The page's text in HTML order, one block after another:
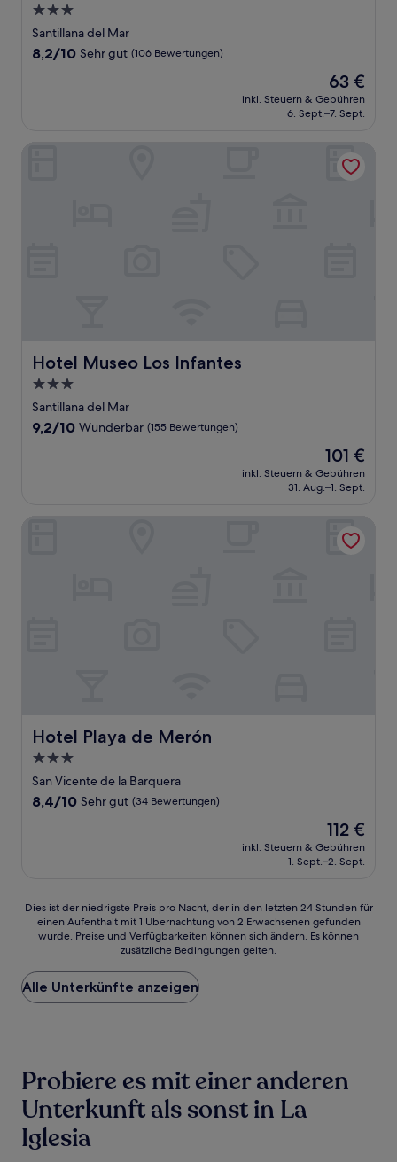
3.0-
Sterne-
Unterkunft
Santillana del Mar
8.2
Bewertungen)
8,2/10 Sehr gut (106 Bewertungen)
Der
Preis
beträgt
63 €
inkl. Steuern & Gebühren
6. Sept.–7. Sept.
Hotel Museo Los Infantes
Hotel Museo Los Infantes
3.0-
Sterne-
Unterkunft
Santillana del Mar
9.2
9,2/10 Wunderbar (155 Bewertungen)
Der
Preis
beträgt
101 €
inkl. Steuern & Gebühren
31. Aug.–1. Sept.
Hotel Playa de Merón
Hotel Playa de Merón
3.0-
Sterne-
Unterkunft
San Vicente de la Barquera
8.4
8,4/10 Sehr gut (34 Bewertungen)
Der
Preis
beträgt
112 €
inkl. Steuern & Gebühren
1. Sept.–2. Sept.
Dies
der
Preis
pro
Nacht,
24 Stunden
für
einen
Aufenthalt
mit
Dies ist der niedrigste Preis pro Nacht, der in den letzten 24 Stunden für
einen Aufenthalt mit 1 Übernachtung von 2 Erwachsenen gefunden
wurde. Preise und Verfügbarkeiten können sich ändern. Es können
zusätzliche Bedingungen gelten.
Alle Unterkünfte anzeigen
Probiere es mit einer anderen
Unterkunft als sonst in La
Iglesia